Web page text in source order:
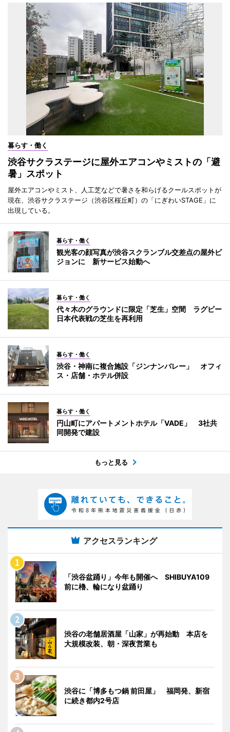
暮らす・働く
渋谷サクラステージに屋外エアコンやミストの「避
暑」スポット
屋外エアコンやミスト、人工芝などで暑さを和らげるクールスポットが
現在、渋谷サクラステージ（渋谷区桜丘町）の「にぎわいSTAGE」に
出現している。
暮らす・働く
観光客の顔写真が渋谷スクランブル交差点の屋外ビ
ジョンに 新サービス始動へ
暮らす・働く
代々木のグラウンドに限定「芝生」空間 ラグビー
日本代表戦の芝生を再利用
暮らす・働く
渋谷・神南に複合施設「ジンナンバレー」 オフィ
ス・店舗・ホテル併設
暮らす・働く
円山町にアパートメントホテル「VADE」 3社共
同開発で建設
もっと見る
アクセスランキング
「渋谷盆踊り」今年も開催へ SHIBUYA109
前に櫓、輪になり盆踊り
渋谷の老舗居酒屋「山家」が再始動 本店を
大規模改装、朝・深夜営業も
渋谷に「博多もつ鍋 前田屋」 福岡発、新宿
に続き都内2号店